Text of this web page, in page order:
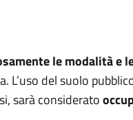
le modalità e
L’uso del suolo
sarà considerato